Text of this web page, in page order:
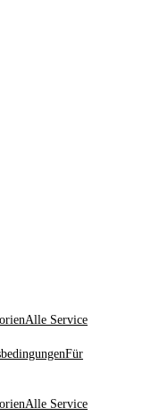
Alle Service
Für
Alle Service